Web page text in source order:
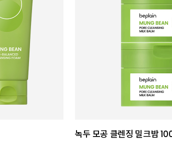
녹두 모공 클렌징 밀크밤